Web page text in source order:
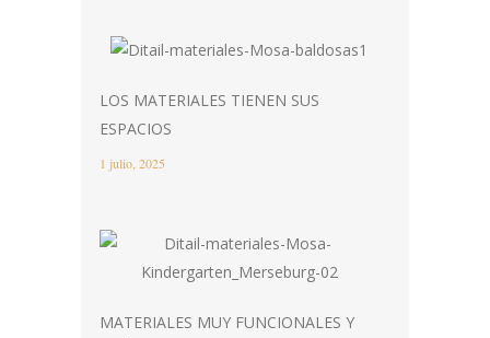
LOS MATERIALES TIENEN SUS
ESPACIOS
1 julio, 2025
MATERIALES MUY FUNCIONALES Y